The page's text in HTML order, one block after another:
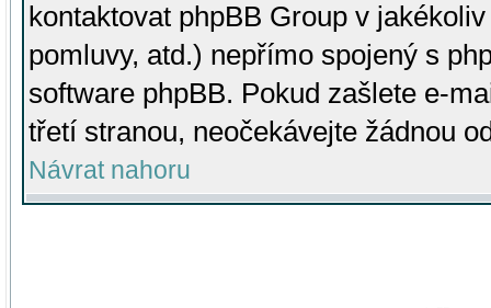
kontaktovat phpBB Group v
pomluvy, atd.) nepřímo spojený s
software phpBB. Pokud zašlete e-
třetí stranou, neočekávejte žádnou
Návrat nahoru